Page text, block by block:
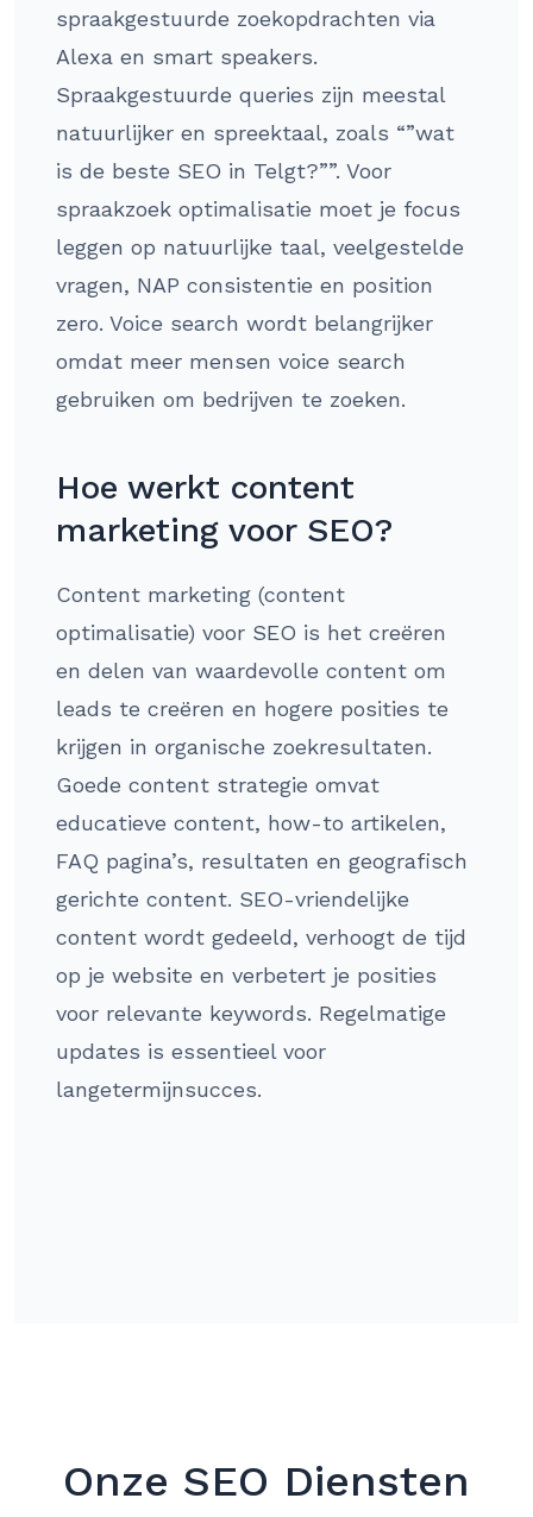
spraakgestuurde zoekopdrachten via
Alexa en smart speakers.
Spraakgestuurde queries zijn meestal
natuurlijker en spreektaal, zoals “”wat
is de beste SEO in Telgt?””. Voor
spraakzoek optimalisatie moet je focus
leggen op natuurlijke taal, veelgestelde
vragen, NAP consistentie en position
zero. Voice search wordt belangrijker
omdat meer mensen voice search
gebruiken om bedrijven te zoeken.
Hoe werkt content
marketing voor SEO?
Content marketing (content
optimalisatie) voor SEO is het creëren
en delen van waardevolle content om
leads te creëren en hogere posities te
krijgen in organische zoekresultaten.
Goede content strategie omvat
educatieve content, how-to artikelen,
FAQ pagina’s, resultaten en geografisch
gerichte content. SEO-vriendelijke
content wordt gedeeld, verhoogt de tijd
op je website en verbetert je posities
voor relevante keywords. Regelmatige
updates is essentieel voor
langetermijnsucces.
Onze SEO Diensten